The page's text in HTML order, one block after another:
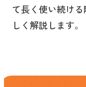
て長く使い続け
しく解説します。